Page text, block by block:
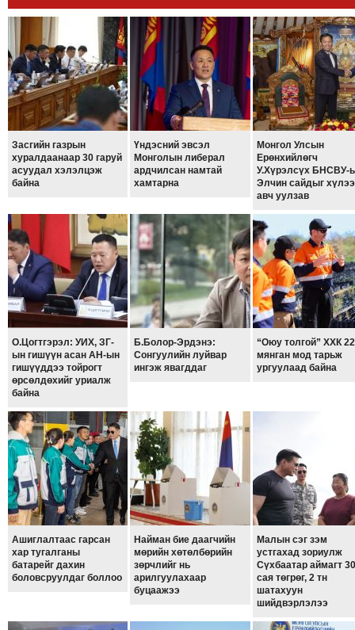
ЭРДЭНЭТ
ҮЙЛДВЭРИЙН
ЭРГЭН
ТОЙРОНД
ХАВРЫН
ЧУУЛГАНЫ
ЭРГЭН
ТОЙРОНД
"ОУВС"-
ЭРГЭН
ТОЙРОНД
"ЖИ
ТАЙМ"ЫН
ЭРГЭН
ТОЙРОНД
ДЭЛБЭРСЭН
ОСЛЫН
ЭРГЭН
ТОЙРОНД
ТӨВСИЙН
ТОДОТГОЛЫН
ЭРГЭН
ТОЙРОНД
ЕРӨНХИЙЛӨГЧИЙН
СОНГУУЛИЙН
ЭРГЭН
ТОЙРОНД
Засгийн газрын
хуралдаанаар 30 гаруй
асуудал хэлэлцэж
байна
Үндэсний эвсэл
Монголын либерал
ардчилсан намтай
хамтарна
Монгол Улсын
Ерөнхийлөгч
У.Хүрэлсүх БНСВУ-
Элчин сайдыг
авч уулзав
О.Цогтгэрэл: УИХ, ЗГ-
ын гишүүн асан АН-ын
гишүүддээ тойрогт
өрсөлдөхийг уриалж
байна
Б.Болор-Эрдэнэ:
Сонгуулийн луйвар
ингэж явагддаг
“Оюу толгой” ХХК
мянган мод тарьж
ургуулаад байна
Ашиглалтаас гарсан
хар тугалганы
батарейг дахин
боловсруулдаг боллоо
Найман бие даагчийн
мөрийн хөтөлбөрийн
зөрчлийг нь
арилгуулахаар
буцаажээ
Малын сэг зэм
устгахад зориулж
Сүхбаатар аймагт
сая төгрөг, 2 тн
шатахуун
шийдвэрлэлээ